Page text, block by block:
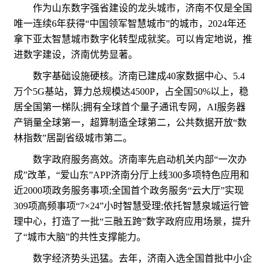
作为山东数字强省建设的龙头城市，济南不仅是全国
唯一连续6年获得“中国领军智慧城市”的城市，2024年还
拿下亚太智慧城市数字化转型成就奖。可以肯定地说，推
进数字建设，济南优势显著。
数字基础设施硬核。济南已建成40家数据中心、5.4
万个5G基站，算力总规模达4500P，占全国50%以上，稳
居全国第一梯队;拥有全球首个量子通讯专网，AI服务器
产销量全球第一，超算制造全球第二，公共数据开放“数
林指数”居副省级城市第二。
数字政府服务高效。济南率先启动机关内部“一次办
成”改革，“爱山东”APP济南分厅上线300多项特色应用和
近2000项政务服务事项;全国首个政务服务“云大厅”实现
309项高频事项“7×24”小时智慧受理;依托智慧泉城运行管
理中心，打造了一批“三融五跨”数字政府应用场景，提升
了“城市大脑”的共性支撑能力。
数字经济势头迅猛。去年，济南入选全国首批中小企